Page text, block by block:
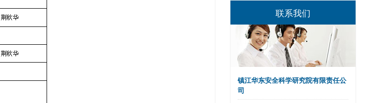
联系我们
镇江华东安全科学研究院有限责任公
司